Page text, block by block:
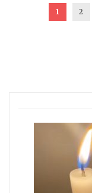
1 2